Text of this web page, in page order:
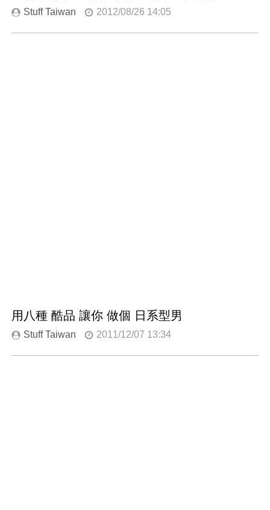
Stuff Taiwan 2012/08/26 14:05
用八種 酷品 讓你 做個 日系型男
Stuff Taiwan 2011/12/07 13:34